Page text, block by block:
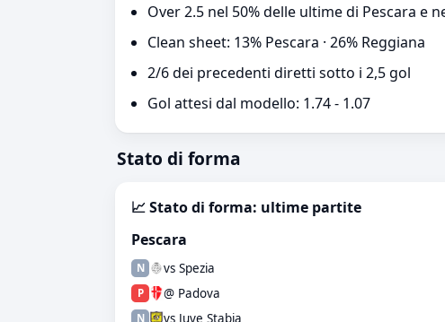
Over 2.5 nel 50% delle ultime di Pescara e
Clean sheet: 13% Pescara · 26% Reggiana
2/6 dei precedenti diretti sotto i 2,5 gol
Gol attesi dal modello: 1.74 - 1.07
Stato di forma
📈 Stato di forma: ultime partite
Pescara
N vs Spezia
P @ Padova
N vs Juve Stabia